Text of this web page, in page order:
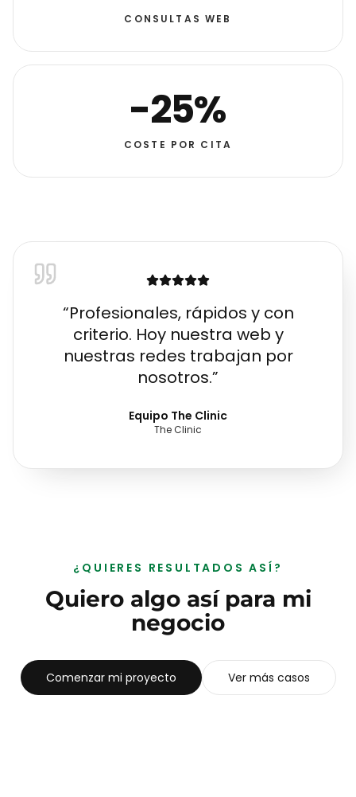
CONSULTAS WEB
-25%
COSTE POR CITA
“Profesionales, rápidos y con
criterio. Hoy nuestra web y
nuestras redes trabajan por
nosotros.”
Equipo The Clinic
The Clinic
¿QUIERES RESULTADOS ASÍ?
Quiero algo así para mi
negocio
Comenzar mi proyecto Ver más casos